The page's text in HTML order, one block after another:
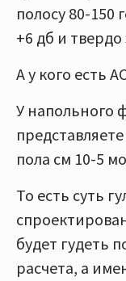
полосу 80-150
+6 дб и
А у кого есть
У напольного
пола см 10-5
То есть суть
будет гудеть
расчета, а